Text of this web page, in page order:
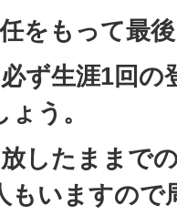
をもって最
ず生涯1回の
う。
したままで
もいますので